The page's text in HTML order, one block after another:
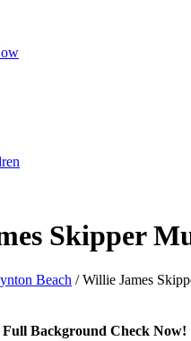
Skipper
Beach / Willie James
Background Check Now!